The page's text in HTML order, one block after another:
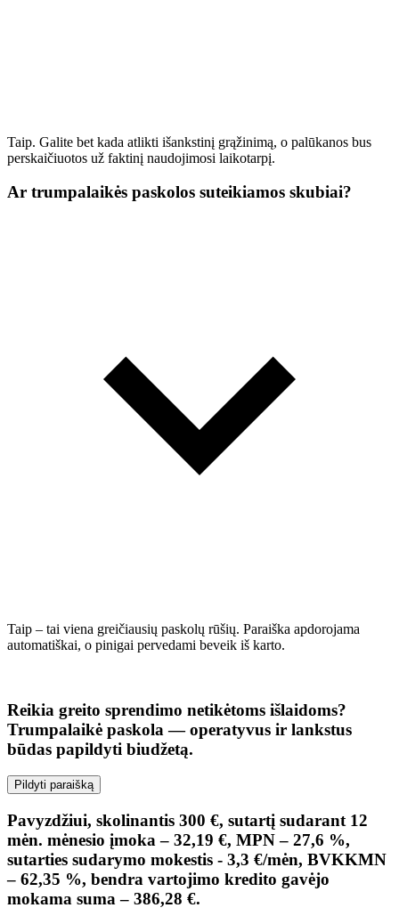
Taip. Galite bet kada atlikti išankstinį grąžinimą, o palūkanos bus
perskaičiuotos už faktinį naudojimosi laikotarpį.
Ar trumpalaikės paskolos suteikiamos skubiai?
Taip – tai viena greičiausių paskolų rūšių. Paraiška apdorojama
automatiškai, o pinigai pervedami beveik iš karto.
Reikia greito sprendimo netikėtoms išlaidoms?
Trumpalaikė paskola — operatyvus ir lankstus
būdas papildyti biudžetą.
Pildyti paraišką
Pavyzdžiui, skolinantis 300 €, sutartį sudarant 12
mėn. mėnesio įmoka – 32,19 €, MPN – 27,6 %,
sutarties sudarymo mokestis - 3,3 €/mėn, BVKKMN
– 62,35 %, bendra vartojimo kredito gavėjo
mokama suma – 386,28 €.